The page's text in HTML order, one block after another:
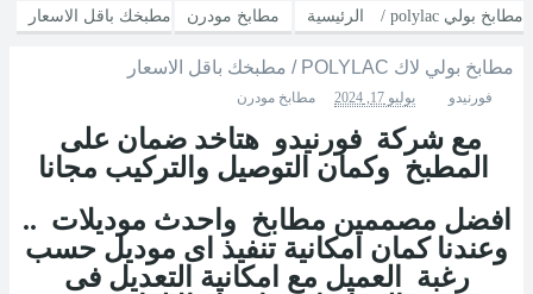
الرئيسية مطابخ مودرن مطبخك باقل الاسعار / polylac مطابخ بولي
لاك
مطبخك باقل الاسعار / POLYLAC مطابخ بولي لاك
فورنيدو يوليو 17, 2024 مطابخ مودرن
افضل مصممين مطابخ واحدث موديلات ..
وعندنا كمان امكانية تنفيذ اى موديل حسب
رغبة العميل مع امكانية التعديل فى